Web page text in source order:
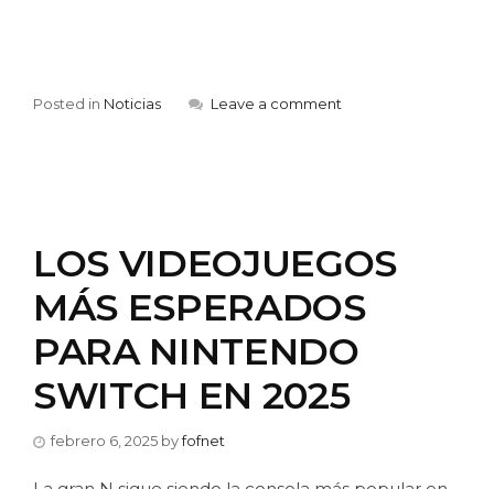
Posted in Noticias Leave a comment
LOS VIDEOJUEGOS
MÁS ESPERADOS
PARA NINTENDO
SWITCH EN 2025
febrero 6, 2025 byfofnet